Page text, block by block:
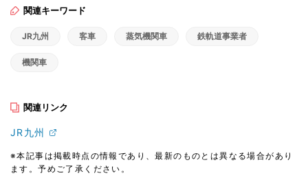
関連キーワード
JR九州 客車 蒸気機関車 鉄軌道事業者
機関車
関連リンク
JR九州
※本記事は掲載時点の情報であり、最新のものとは異なる場合があり
ます。予めご了承ください。